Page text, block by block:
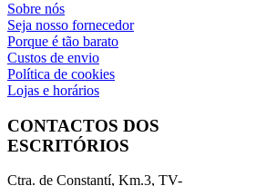
Sobre nós
Seja nosso fornecedor
Porque é tão barato
Custos de envio
Política de cookies
Lojas e horários
CONTACTOS DOS
ESCRITÓRIOS
Ctra. de Constantí, Km.3, TV-